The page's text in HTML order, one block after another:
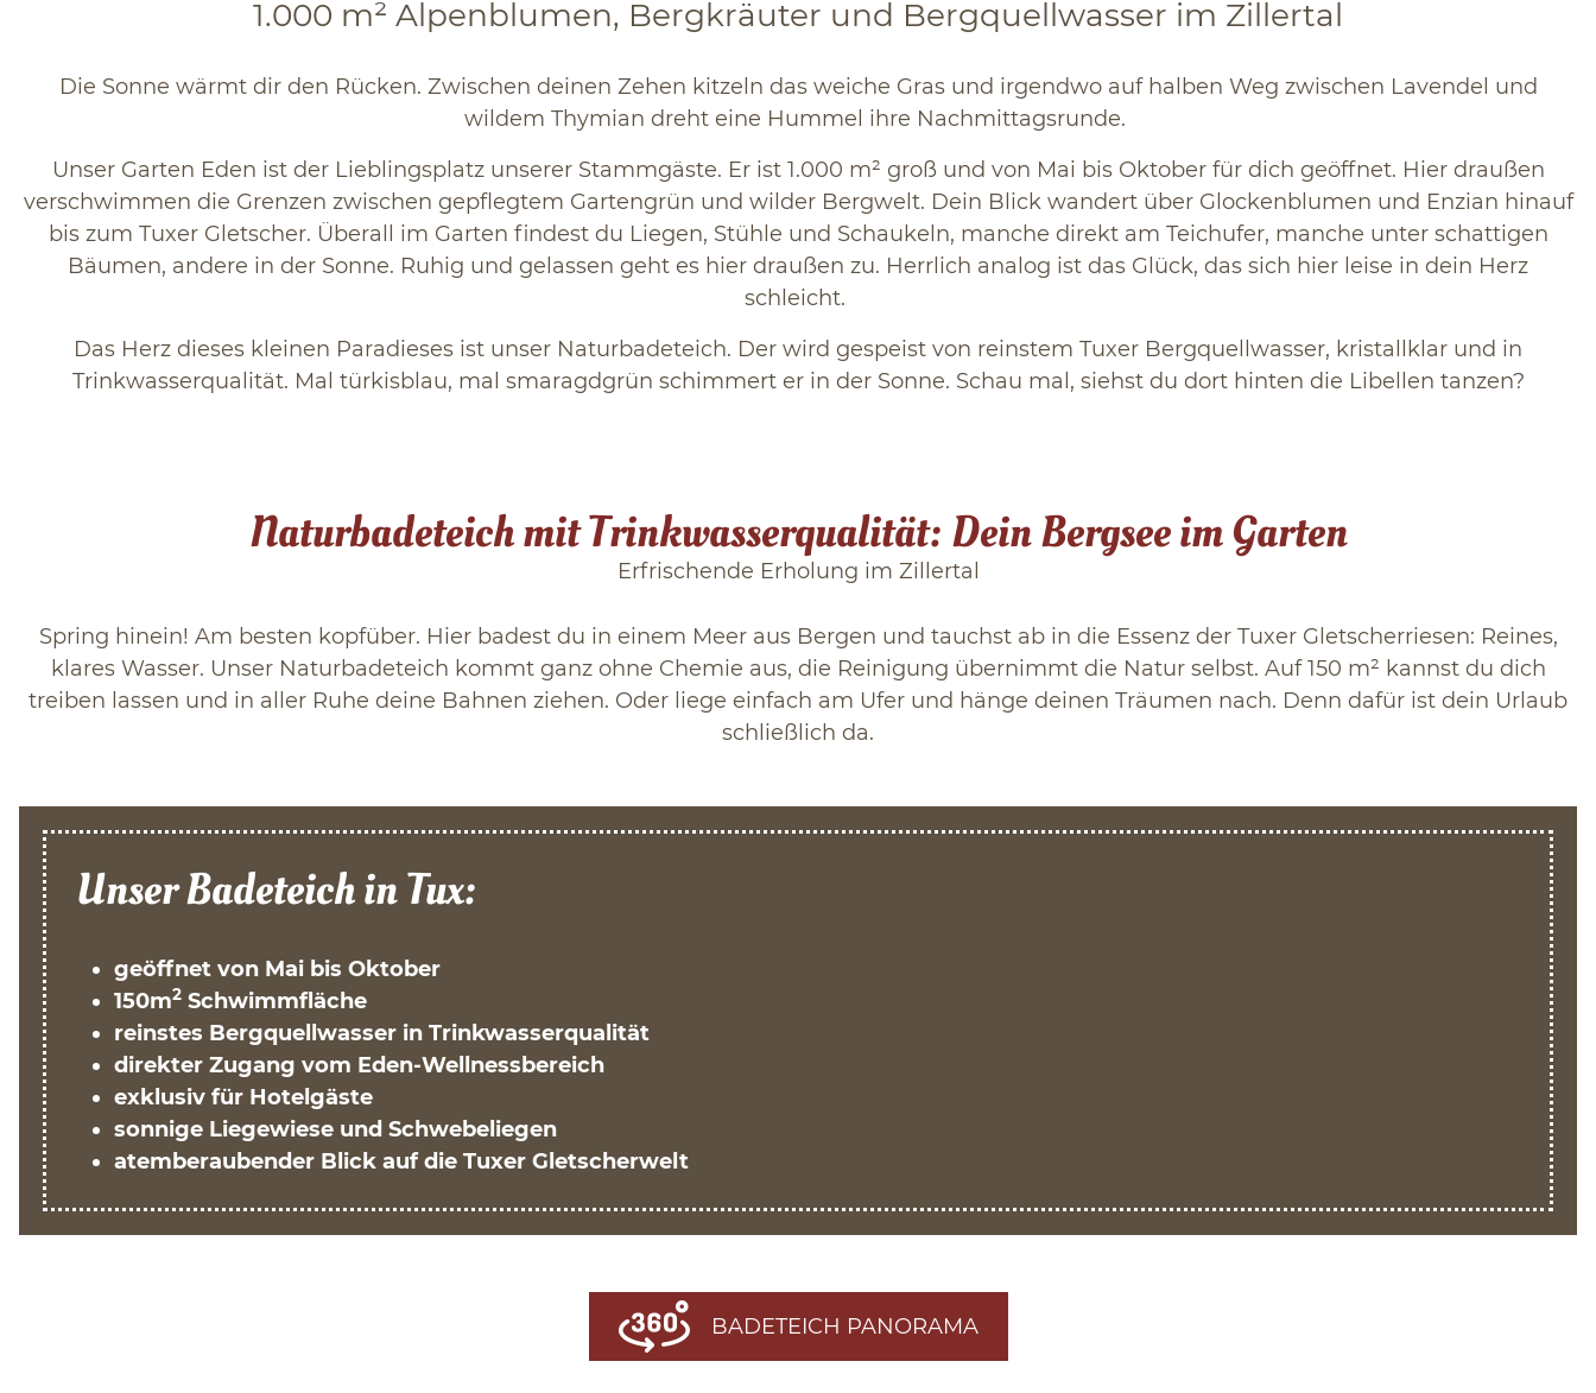
1.000 m² Alpenblumen, Bergkräuter und Bergquellwasser im Zillertal
Die Sonne wärmt dir den Rücken. Zwischen deinen Zehen kitzeln das weiche Gras und irgendwo auf halben Weg zwischen Lavendel und
wildem Thymian dreht eine Hummel ihre Nachmittagsrunde.
Unser Garten Eden ist der Lieblingsplatz unserer Stammgäste. Er ist 1.000 m² groß und von Mai bis Oktober für dich geöffnet. Hier draußen
verschwimmen die Grenzen zwischen gepflegtem Gartengrün und wilder Bergwelt. Dein Blick wandert über Glockenblumen und Enzian hinauf
bis zum Tuxer Gletscher. Überall im Garten findest du Liegen, Stühle und Schaukeln, manche direkt am Teichufer, manche unter schattigen
Bäumen, andere in der Sonne. Ruhig und gelassen geht es hier draußen zu. Herrlich analog ist das Glück, das sich hier leise in dein Herz
schleicht.
Das Herz dieses kleinen Paradieses ist unser Naturbadeteich. Der wird gespeist von reinstem Tuxer Bergquellwasser, kristallklar und in
Trinkwasserqualität. Mal türkisblau, mal smaragdgrün schimmert er in der Sonne. Schau mal, siehst du dort hinten die Libellen tanzen?
Naturbadeteich mit Trinkwasserqualität: Dein Bergsee im Garten
Erfrischende Erholung im Zillertal
Spring hinein! Am besten kopfüber. Hier badest du in einem Meer aus Bergen und tauchst ab in die Essenz der Tuxer Gletscherriesen: Reines,
klares Wasser. Unser Naturbadeteich kommt ganz ohne Chemie aus, die Reinigung übernimmt die Natur selbst. Auf 150 m² kannst du dich
treiben lassen und in aller Ruhe deine Bahnen ziehen. Oder liege einfach am Ufer und hänge deinen Träumen nach. Denn dafür ist dein Urlaub
schließlich da.
Unser Badeteich in Tux:
geöffnet von Mai bis Oktober
150m2 Schwimmfläche
reinstes Bergquellwasser in Trinkwasserqualität
direkter Zugang vom Eden-Wellnessbereich
exklusiv für Hotelgäste
sonnige Liegewiese und Schwebeliegen
atemberaubender Blick auf die Tuxer Gletscherwelt
BADETEICH PANORAMA